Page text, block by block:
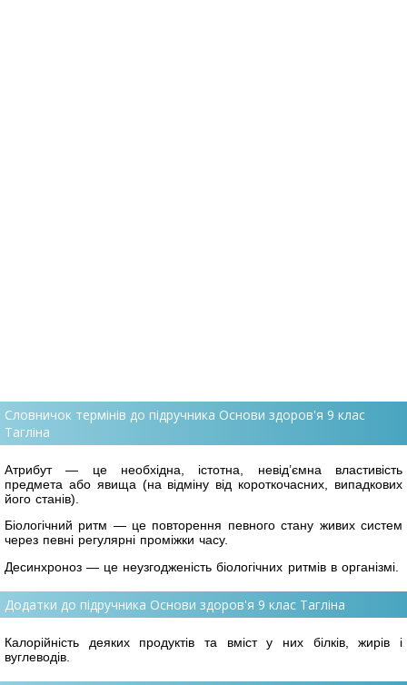
Словничок термінів до підручника Основи здоров'я 9 клас
Тагліна
Атрибут — це необхідна, істотна, невід’ємна властивість
предмета або явища (на відміну від короткочасних, випадкових
його станів).
Біологічний ритм — це повторення певного стану живих систем
через певні регулярні проміжки часу.
Десинхроноз — це неузгодженість біологічних ритмів в організмі.
Додатки до підручника Основи здоров'я 9 клас Тагліна
Калорійність деяких продуктів та вміст у них білків, жирів і
вуглеводів.